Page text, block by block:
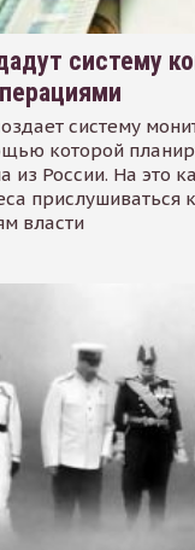
систему
систему
которой
из России. На это
прислушиваться к
власти